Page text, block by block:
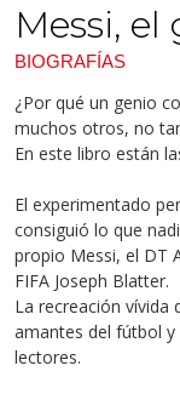
Messi,
BIOGRAFÍAS
¿Por qué un genio
muchos otros, no
En este libro están
El experimentado
consiguió lo que
propio Messi, el DT
FIFA Joseph Blatter.
La recreación vívida
amantes del fútbol
lectores.